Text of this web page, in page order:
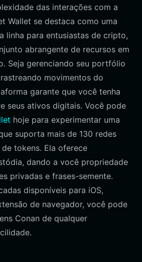
das interações com a
Wallet se destaca como uma
linha para entusiastas de cripto,
abrangente de recursos em
Seja gerenciando seu portfólio
movimentos do
garante que você tenha
seus ativos digitais. Você pode
hoje para experimentar uma
suporta mais de 130 redes
tokens. Ela oferece
dando a você propriedade
privadas e frases-semente.
disponíveis para iOS,
de navegador, você pode
Conan de qualquer